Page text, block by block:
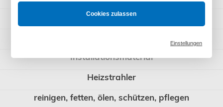
Schnäppchen
Installationsmaterial
Heizstrahler
reinigen, fetten, ölen, schützen, pflegen
Cookies zulassen
Einstellungen